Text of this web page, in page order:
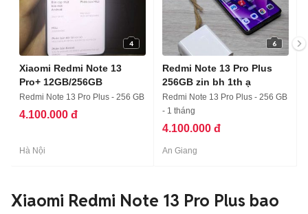
4
Xiaomi Redmi Note 13
Pro+ 12GB/256GB
Redmi Note 13 Pro Plus - 256 GB
4.100.000 đ
Hà Nội
6
Redmi Note 13 Pro Plus
256GB zin bh 1th ạ
Redmi Note 13 Pro Plus - 256 GB
- 1 tháng
4.100.000 đ
An Giang
Xiaomi Redmi Note 13 Pro Plus bao